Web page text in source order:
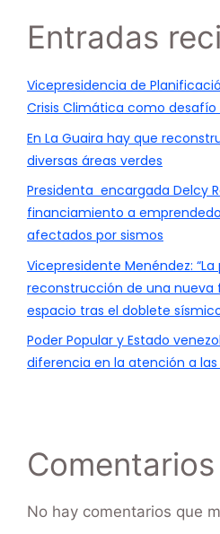
Entradas
Vicepresidencia de
Crisis Climática como
En La Guaira hay que
diversas áreas verdes
Presidenta encargada Delcy
financiamiento a
afectados por sismos
Vicepresidente Menéndez:
reconstrucción de una
espacio tras el doblete
Poder Popular y Estado
diferencia en la atención a
No hay comentarios que